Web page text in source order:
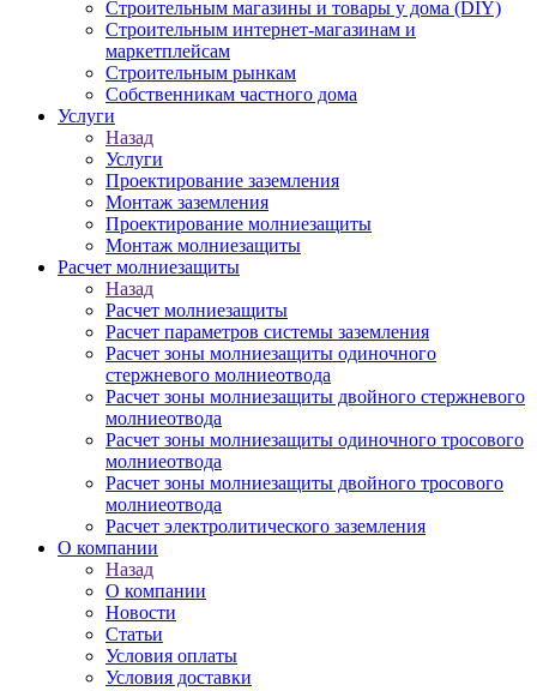
Строительным магазины и товары у дома (DIY)
Строительным интернет-магазинам и
маркетплейсам
Строительным рынкам
Собственникам частного дома
Услуги
Назад
Услуги
Проектирование заземления
Монтаж заземления
Проектирование молниезащиты
Монтаж молниезащиты
Расчет молниезащиты
Назад
Расчет молниезащиты
Расчет параметров системы заземления
Расчет зоны молниезащиты одиночного
стержневого молниеотвода
Расчет зоны молниезащиты двойного стержневого
молниеотвода
Расчет зоны молниезащиты одиночного тросового
молниеотвода
Расчет зоны молниезащиты двойного тросового
молниеотвода
Расчет электролитического заземления
О компании
Назад
О компании
Новости
Статьи
Условия оплаты
Условия доставки